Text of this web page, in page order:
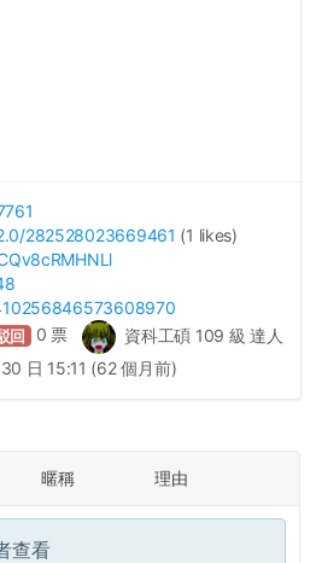
/282528023669461 (1 likes)
資科工碩 109 級 達人
回 0 票
日 15:11 (62 個月前)
暱稱 理由
查看